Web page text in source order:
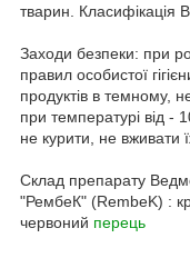
тварин. Класифікація
Заходи безпеки: при
правил особистої
продуктів в темному,
при температурі від -
не курити, не вживати
Склад препарату
"РембеК" (RembeK) :
червоний перець